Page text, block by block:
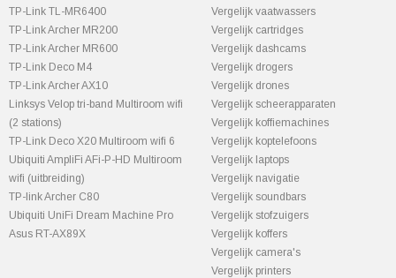
TP-Link TL-MR6400
TP-Link Archer MR200
TP-Link Archer MR600
TP-Link Deco M4
TP-Link Archer AX10
Linksys Velop tri-band Multiroom wifi
(2 stations)
TP-Link Deco X20 Multiroom wifi 6
Ubiquiti AmpliFi AFi-P-HD Multiroom
wifi (uitbreiding)
TP-link Archer C80
Ubiquiti UniFi Dream Machine Pro
Asus RT-AX89X
Vergelijk vaatwassers
Vergelijk cartridges
Vergelijk dashcams
Vergelijk drogers
Vergelijk drones
Vergelijk scheerapparaten
Vergelijk koffiemachines
Vergelijk koptelefoons
Vergelijk laptops
Vergelijk navigatie
Vergelijk soundbars
Vergelijk stofzuigers
Vergelijk koffers
Vergelijk camera's
Vergelijk printers